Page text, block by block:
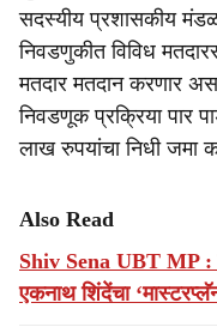
सदस्यीय प्रशासकीय
निवडणुकीत विविध
मतदार मतदान करणार
निवडणूक प्रक्रिया पार
लाख रुपयांचा निधी जमा
Also Read
Shiv Sena UBT MP :
एकनाथ शिंदेंचा